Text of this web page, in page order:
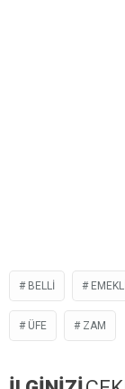
BELLI EMEKLI
ÜFE ZAM